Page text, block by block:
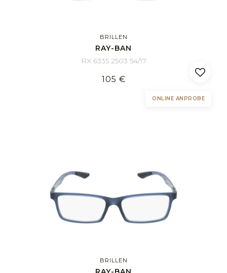
BRILLEN
RAY-BAN
RX 6335 2503 54/17
105 €
ONLINE ANPROBE
BRILLEN